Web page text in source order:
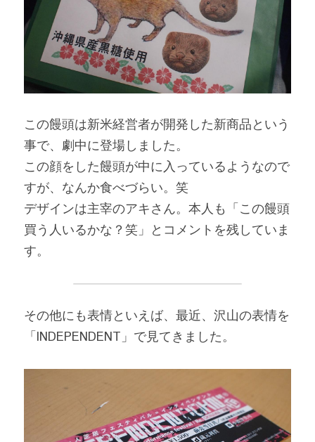
この饅頭は新米経営者が開発した新商品という
事で、劇中に登場しました。
この顔をした饅頭が中に入っているようなので
すが、なんか食べづらい。笑
デザインは主宰のアキさん。本人も「この饅頭
買う人いるかな？笑」とコメントを残していま
す。
その他にも表情といえば、最近、沢山の表情を
「INDEPENDENT」で見てきました。